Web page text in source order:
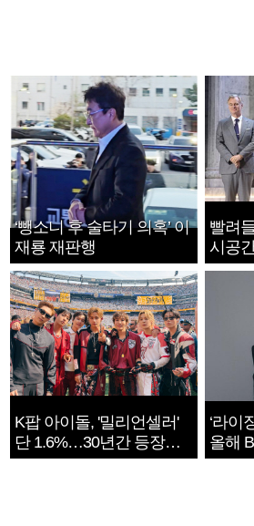
‘뺑소니 후 술타기 의혹’ 이
재룡 재판행
빨려
시공
지는 ‘
K팝 아이돌, '밀리언셀러'
단 1.6%…30년간 등장
1182개팀 전수조사
‘라이
올해
확정